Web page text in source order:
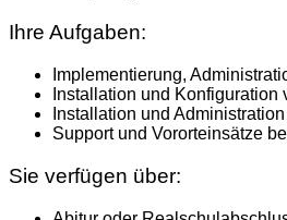
Ihre Aufgaben:
Implementierung,
Installation und
Installation und
Support und Vororteinsätze
Sie verfügen über: